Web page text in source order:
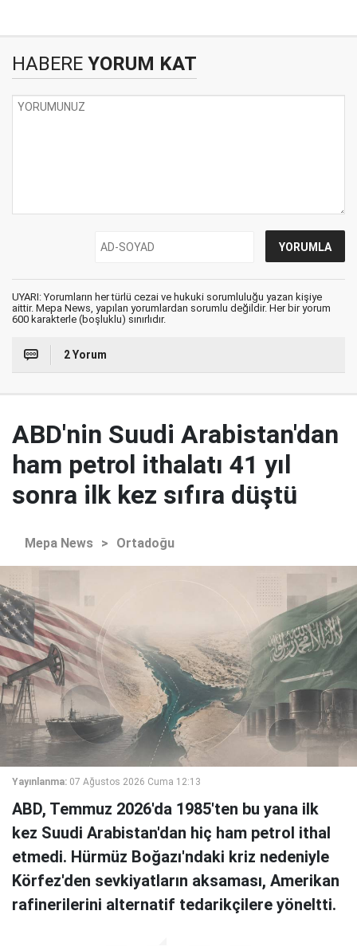
HABERE YORUM KAT
UYARI: Yorumların her türlü cezai ve hukuki sorumluluğu yazan kişiye
aittir. Mepa News, yapılan yorumlardan sorumlu değildir. Her bir yorum
600 karakterle (boşluklu) sınırlıdır.
2 Yorum
ABD'nin Suudi Arabistan'dan
ham petrol ithalatı 41 yıl
sonra ilk kez sıfıra düştü
Mepa News > Ortadoğu
Yayınlanma: 07 Ağustos 2026 Cuma 12:13
ABD, Temmuz 2026'da 1985'ten bu yana ilk
kez Suudi Arabistan'dan hiç ham petrol ithal
etmedi. Hürmüz Boğazı'ndaki kriz nedeniyle
Körfez'den sevkiyatların aksaması, Amerikan
rafinerilerini alternatif tedarikçilere yöneltti.